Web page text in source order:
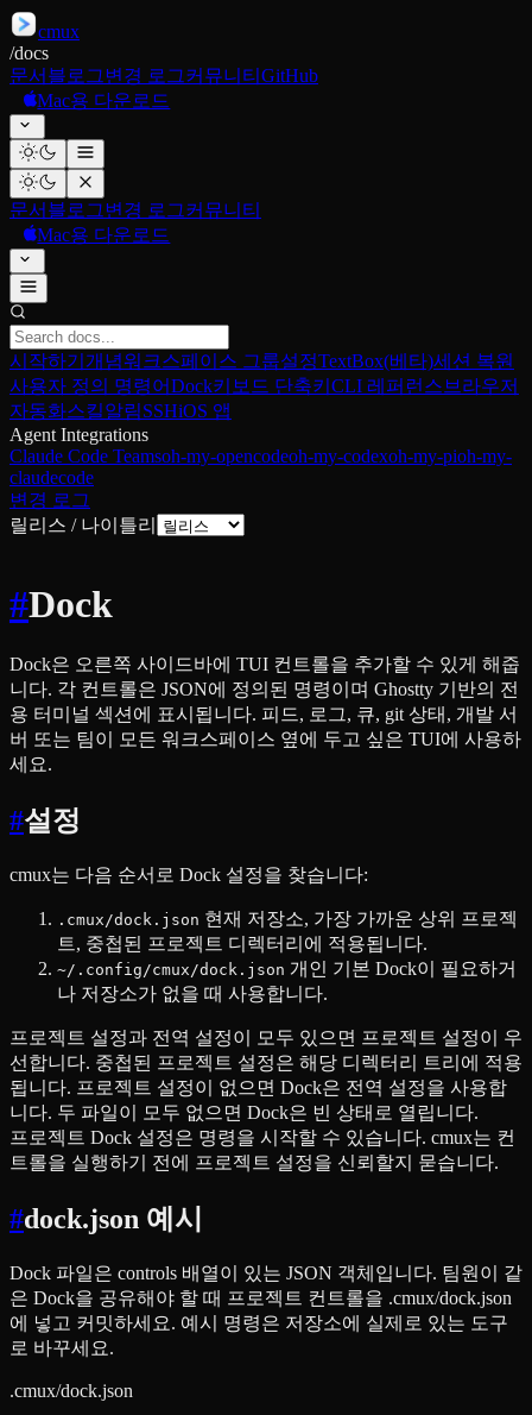
cmux
/docs
문서 블로그 변경 로그커뮤니티 GitHub
Mac용 다운로드
문서 블로그 변경 로그커뮤니티
Mac용 다운로드
시작하기 개념워크스페이스 그룹설정TextBox(베타)세션 복원
사용자 정의 명령어Dock키보드 단축키 CLI 레퍼런스 브라우저
자동화스킬알림SSHiOS 앱
Agent Integrations
Claude Code Teamsoh-my-opencodeoh-my-codexoh-my-pioh-my-
claudecode
변경 로그
릴리스 / 나이틀리
#Dock
Dock은 오른쪽 사이드바에 TUI 컨트롤을 추가할 수 있게 해줍
니다. 각 컨트롤은 JSON에 정의된 명령이며 Ghostty 기반의 전
용 터미널 섹션에 표시됩니다. 피드, 로그, 큐, git 상태, 개발 서
버 또는 팀이 모든 워크스페이스 옆에 두고 싶은 TUI에 사용하
세요.
#설정
cmux는 다음 순서로 Dock 설정을 찾습니다:
.cmux/dock.json 현재 저장소, 가장 가까운 상위 프로젝
트, 중첩된 프로젝트 디렉터리에 적용됩니다.
~/.config/cmux/dock.json 개인 기본 Dock이 필요하거
나 저장소가 없을 때 사용합니다.
프로젝트 설정과 전역 설정이 모두 있으면 프로젝트 설정이 우
선합니다. 중첩된 프로젝트 설정은 해당 디렉터리 트리에 적용
됩니다. 프로젝트 설정이 없으면 Dock은 전역 설정을 사용합
니다. 두 파일이 모두 없으면 Dock은 빈 상태로 열립니다.
프로젝트 Dock 설정은 명령을 시작할 수 있습니다. cmux는 컨
트롤을 실행하기 전에 프로젝트 설정을 신뢰할지 묻습니다.
#dock.json 예시
Dock 파일은 controls 배열이 있는 JSON 객체입니다. 팀원이 같
은 Dock을 공유해야 할 때 프로젝트 컨트롤을 .cmux/dock.json
에 넣고 커밋하세요. 예시 명령은 저장소에 실제로 있는 도구
로 바꾸세요.
.cmux/dock.json